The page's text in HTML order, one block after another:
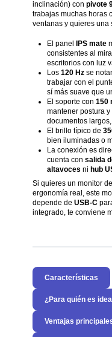
inclinación) con pivote
trabajas muchas horas
ventanas y quieres una
El panel IPS mate
consistentes al
escritorios con luz
Los 120 Hzse
trabajar con el
sí más suave que
El soporte con 150
mantener postura
documentos
El brillo típico de
bien iluminadas o
La conexión es
cuenta con salida
altavoces ni hub
Si quieres un monitor
ergonomía real, este
depende de USB-C
integrado, te conviene
Características
¿Para quién es
Ventajas